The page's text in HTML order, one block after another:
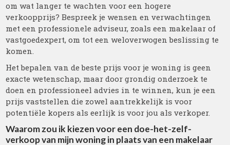
om wat langer te wachten voor een hogere
verkoopprijs? Bespreek je wensen en verwachtingen
met een professionele adviseur, zoals een makelaar of
vastgoedexpert, om tot een weloverwogen beslissing te
komen.
Het bepalen van de beste prijs voor je woning is geen
exacte wetenschap, maar door grondig onderzoek te
doen en professioneel advies in te winnen, kun je een
prijs vaststellen die zowel aantrekkelijk is voor
potentiële kopers als eerlijk is voor jou als verkoper.
Waarom zou ik kiezen voor een doe-het-zelf-
verkoop van mijn woning in plaats van een makelaar